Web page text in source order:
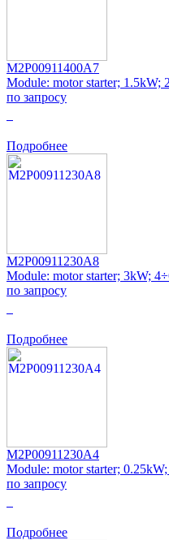
M2P00911400A7
Module: motor starter; 1.5kW;
по запросу
Подробнее
M2P00911230A8
Module: motor starter; 3kW;
по запросу
Подробнее
M2P00911230A4
Module: motor starter;
по запросу
Подробнее